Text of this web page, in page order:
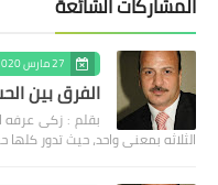
27 مارس 2020
الفرق بين
بقلم : زكى عرفه
الثلاثه بمعنى واحد، حيث تدور